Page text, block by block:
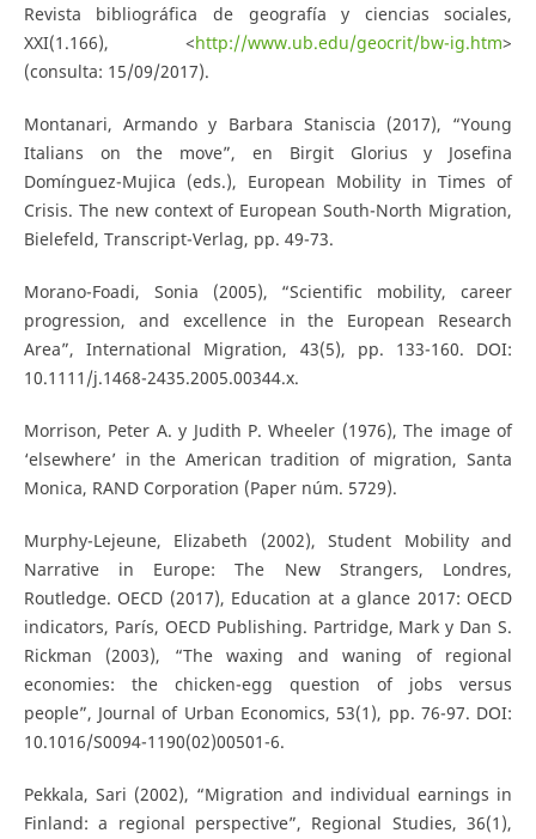
Revista bibliográfica de geografía y ciencias sociales,
XXI(1.166), <http://www.ub.edu/geocrit/bw-ig.htm>
(consulta: 15/09/2017).
Montanari, Armando y Barbara Staniscia (2017), “Young
Italians on the move”, en Birgit Glorius y Josefina
Domínguez-Mujica (eds.), European Mobility in Times of
Crisis. The new context of European South-North Migration,
Bielefeld, Transcript-Verlag, pp. 49-73.
Morano-Foadi, Sonia (2005), “Scientific mobility, career
progression, and excellence in the European Research
Area”, International Migration, 43(5), pp. 133-160. DOI:
10.1111/j.1468-2435.2005.00344.x.
Morrison, Peter A. y Judith P. Wheeler (1976), The image of
‘elsewhere’ in the American tradition of migration, Santa
Monica, RAND Corporation (Paper núm. 5729).
Murphy-Lejeune, Elizabeth (2002), Student Mobility and
Narrative in Europe: The New Strangers, Londres,
Routledge. OECD (2017), Education at a glance 2017: OECD
indicators, París, OECD Publishing. Partridge, Mark y Dan S.
Rickman (2003), “The waxing and waning of regional
economies: the chicken-egg question of jobs versus
people”, Journal of Urban Economics, 53(1), pp. 76-97. DOI:
10.1016/S0094-1190(02)00501-6.
Pekkala, Sari (2002), “Migration and individual earnings in
Finland: a regional perspective”, Regional Studies, 36(1),